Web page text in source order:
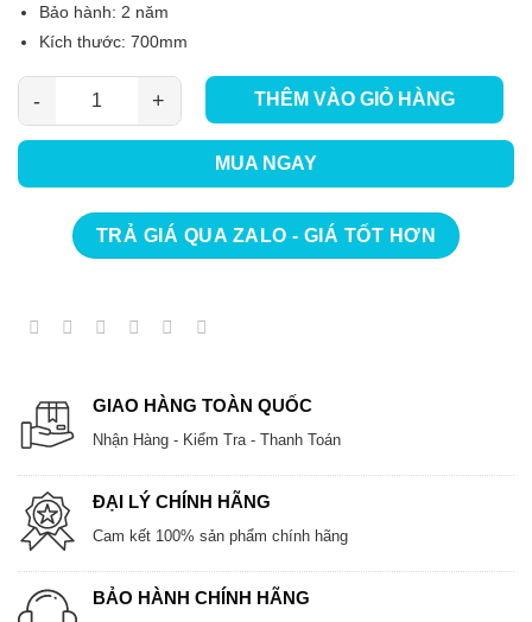
Bảo hành: 2 năm
Kích thước: 700mm
Máy Hút Mùi Faster FSD 7035LCD Super số lượng
THÊM VÀO GIỎ HÀNG
MUA NGAY
TRẢ GIÁ QUA ZALO - GIÁ TỐT HƠN
GIAO HÀNG TOÀN QUỐC
Nhận Hàng - Kiểm Tra - Thanh Toán
ĐẠI LÝ CHÍNH HÃNG
Cam kết 100% sản phẩm chính hãng
BẢO HÀNH CHÍNH HÃNG